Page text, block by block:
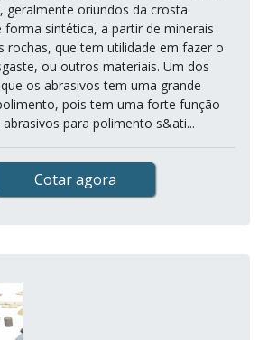
geralmente oriundos da crosta
sintética, a partir de minerais
rochas, que tem utilidade em fazer o
ou outros materiais. Um dos
os abrasivos tem uma grande
pois tem uma forte função
abrasivos para polimento s&ati...
Cotar agora